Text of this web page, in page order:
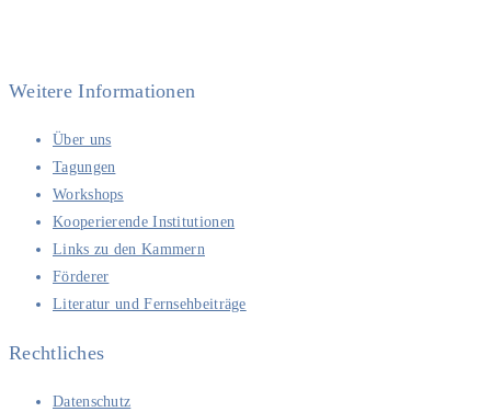
Weitere Informationen
Über uns
Tagungen
Workshops
Kooperierende Institutionen
Links zu den Kammern
Förderer
Literatur und Fernsehbeiträge
Rechtliches
Datenschutz